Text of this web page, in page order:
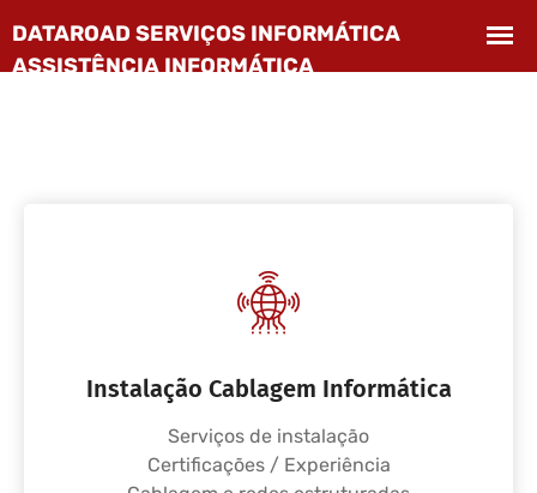
Instalação Cablagem Informática
Serviços de instalação
Certificações / Experiência